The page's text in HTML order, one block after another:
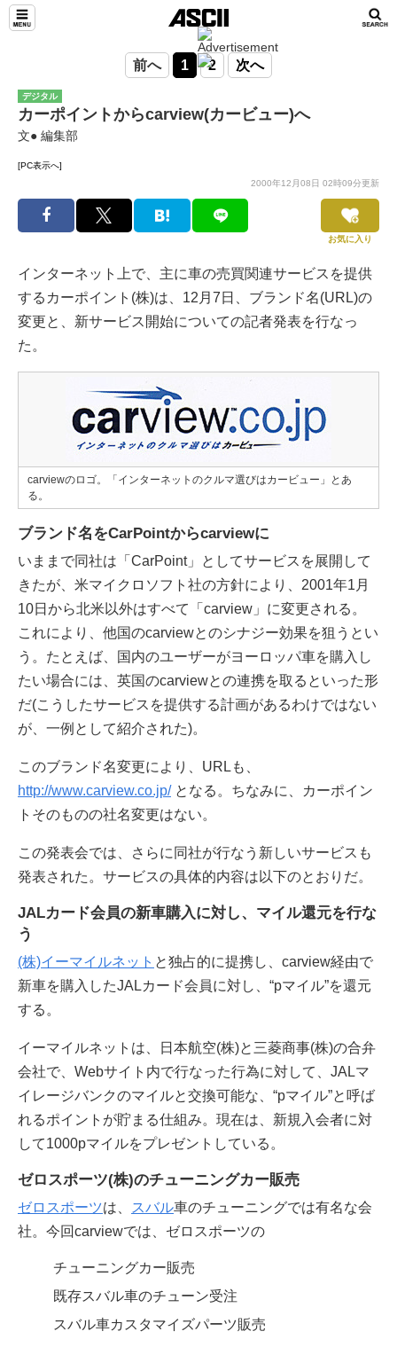
前へ 1 2 次へ
デジタル
カーポイントからcarview(カービュー)へ
文● 編集部
[PC表示へ]
2000年12月08日 02時09分更新
お気に入り
インターネット上で、主に車の売買関連サービスを提供
するカーポイント(株)は、12月7日、ブランド名(URL)の
変更と、新サービス開始についての記者発表を行なっ
た。
carviewのロゴ。「インターネットのクルマ選びはカービュー」とあ
る。
ブランド名をCarPointからcarviewに
いままで同社は「CarPoint」としてサービスを展開して
きたが、米マイクロソフト社の方針により、2001年1月
10日から北米以外はすべて「carview」に変更される。
これにより、他国のcarviewとのシナジー効果を狙うとい
う。たとえば、国内のユーザーがヨーロッパ車を購入し
たい場合には、英国のcarviewとの連携を取るといった形
だ(こうしたサービスを提供する計画があるわけではない
が、一例として紹介された)。
このブランド名変更により、URLも、
http://www.carview.co.jp/となる。ちなみに、カーポイン
トそのものの社名変更はない。
この発表会では、さらに同社が行なう新しいサービスも
発表された。サービスの具体的内容は以下のとおりだ。
JALカード会員の新車購入に対し、マイル還元を行な
う
(株)イーマイルネット と独占的に提携し、carview経由で
新車を購入したJALカード会員に対し、“pマイル”を還元
する。
イーマイルネットは、日本航空(株)と三菱商事(株)の合弁
会社で、Webサイト内で行なった行為に対して、JALマ
イレージバンクのマイルと交換可能な、“pマイル”と呼ば
れるポイントが貯まる仕組み。現在は、新規入会者に対
して1000pマイルをプレゼントしている。
ゼロスポーツ(株)のチューニングカー販売
ゼロスポーツは、 スバル車のチューニングでは有名な会
社。今回carviewでは、ゼロスポーツの
チューニングカー販売
既存スバル車のチューン受注
スバル車カスタマイズパーツ販売